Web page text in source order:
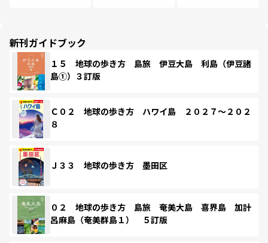
新刊ガイドブック
１５ 地球の歩き方 島旅 伊豆大島 利島（伊豆諸
島①）３訂版
Ｃ０２ 地球の歩き方 ハワイ島 ２０２７～２０２
８
Ｊ３３ 地球の歩き方 墨田区
０２ 地球の歩き方 島旅 奄美大島 喜界島 加計
呂麻島（奄美群島１） ５訂版